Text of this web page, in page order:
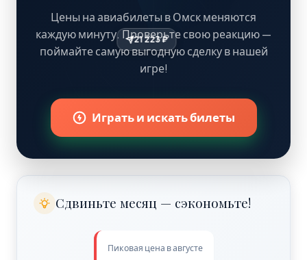
21 223 ₽
Цены на авиабилеты в Омск меняются
каждую минуту. Проверьте свою реакцию —
поймайте самую выгодную сделку в нашей
игре!
Играть и искать билеты
Сдвиньте месяц — сэкономьте!
Пиковая цена в августе